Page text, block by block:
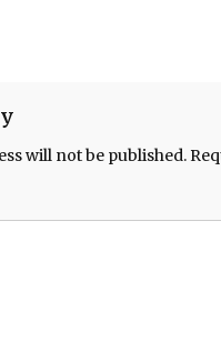
will not be published.